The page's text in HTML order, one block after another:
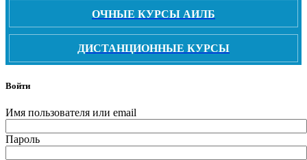
ОЧНЫЕ КУРСЫ АИЛБ
ДИСТАНЦИОННЫЕ КУРСЫ
Войти
Имя пользователя или email
Пароль